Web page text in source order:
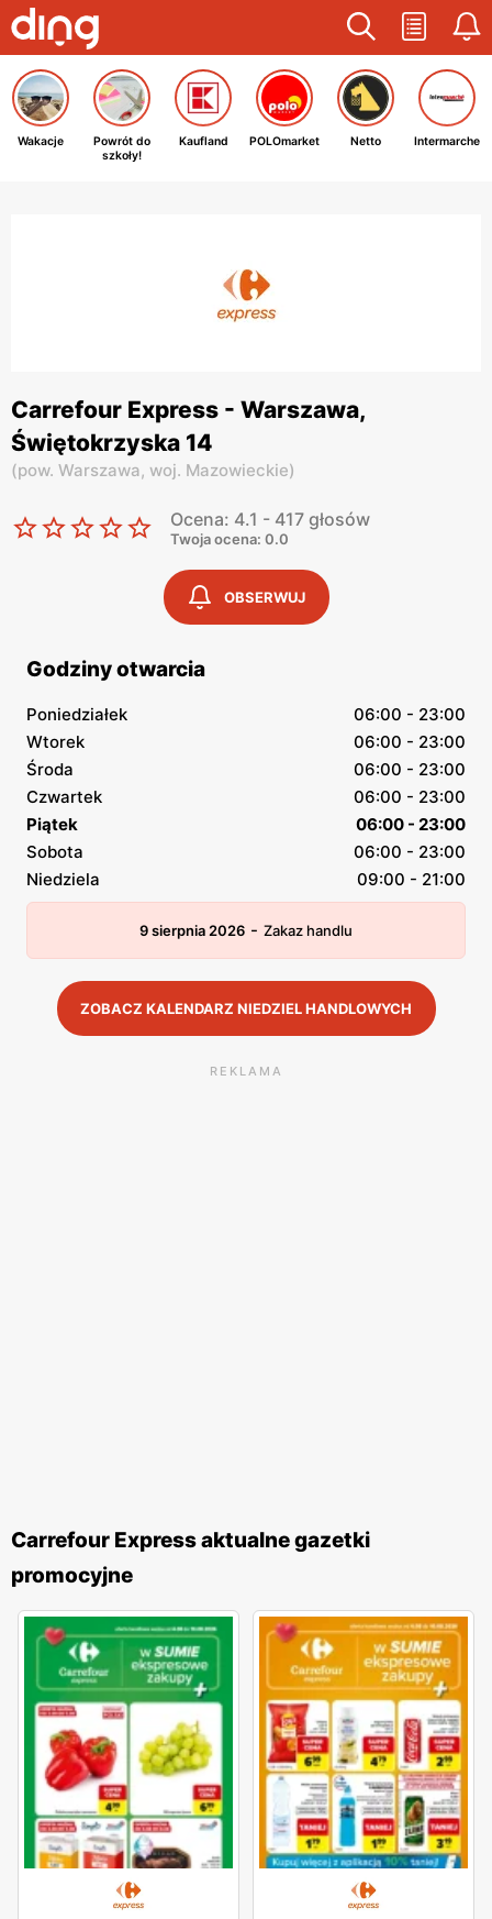
Wakacje
Powrót do
szkoły!
Kaufland POLOmarket Netto Intermarche
Carrefour Express - Warszawa,
Świętokrzyska 14
(pow. Warszawa, woj. Mazowieckie)
Ocena: 4.1 - 417 głosów
Twoja ocena: 0.0
OBSERWUJ
Godziny otwarcia
Poniedziałek
06:00 - 23:00
Wtorek
06:00 - 23:00
Środa
06:00 - 23:00
Czwartek
06:00 - 23:00
Piątek
06:00 - 23:00
Sobota
06:00 - 23:00
Niedziela
09:00 - 21:00
9 sierpnia 2026 - Zakaz handlu
ZOBACZ KALENDARZ NIEDZIEL HANDLOWYCH
REKLAMA
Carrefour Express aktualne gazetki
promocyjne